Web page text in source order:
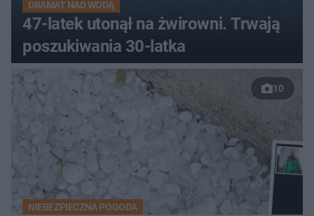
DRAMAT NAD WODĄ
47-latek utonął na żwirowni. Trwają
poszukiwania 30-latka
10
NIEBEZPIECZNA POGODA